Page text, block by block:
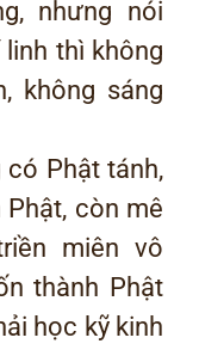
nhưng nói
thì không
không sáng
có Phật tánh,
còn mê
miên vô
thành Phật
học kỹ kinh